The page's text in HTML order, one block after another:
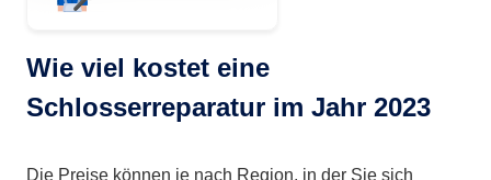
Wie viel kostet eine
Schlosserreparatur im Jahr 2023
Die Preise können je nach Region, in der Sie sich